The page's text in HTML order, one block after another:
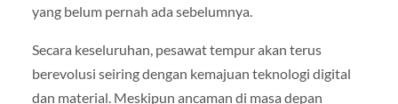
yang belum pernah ada sebelumnya.
Secara keseluruhan, pesawat tempur akan terus
berevolusi seiring dengan kemajuan teknologi digital
dan material. Meskipun ancaman di masa depan